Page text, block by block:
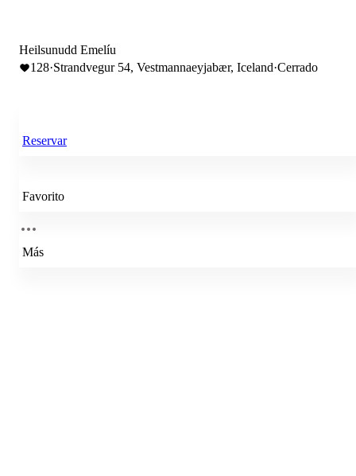
Heilsunudd Emelíu
128·Strandvegur 54, Vestmannaeyjabær, Iceland·Cerrado
Reservar
Favorito
Más